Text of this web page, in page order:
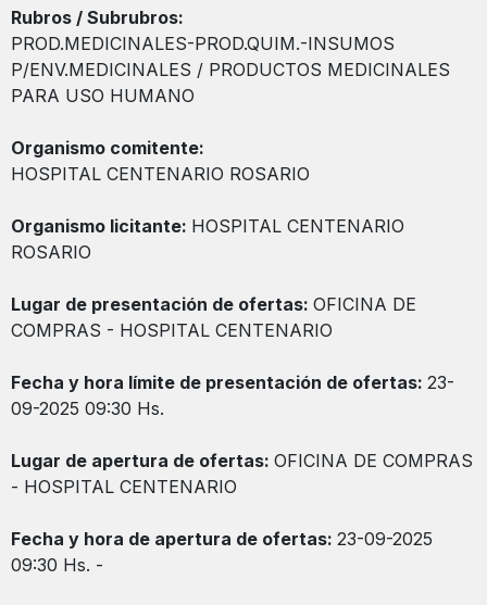
Rubros / Subrubros:
PROD.MEDICINALES-PROD.QUIM.-INSUMOS
P/ENV.MEDICINALES / PRODUCTOS MEDICINALES
PARA USO HUMANO
Organismo comitente:
HOSPITAL CENTENARIO ROSARIO
Organismo licitante: HOSPITAL CENTENARIO
ROSARIO
Lugar de presentación de ofertas: OFICINA DE
COMPRAS - HOSPITAL CENTENARIO
Fecha y hora límite de presentación de ofertas: 23-
09-2025 09:30 Hs.
Lugar de apertura de ofertas: OFICINA DE COMPRAS
- HOSPITAL CENTENARIO
Fecha y hora de apertura de ofertas: 23-09-2025
09:30 Hs. -